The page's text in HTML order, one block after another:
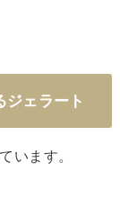
ジェラート
います。